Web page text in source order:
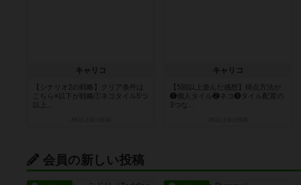
キャリコ
【シナリオ2の戦略】クリア条件は
こちら※以下が戦略①ネコタイル5つ
以上...
キャリコ
【5回以上遊んだ感想】得点方法が
❶個人タイル❷ネコ❸タイル配置の
3つな...
会員の新しい投稿